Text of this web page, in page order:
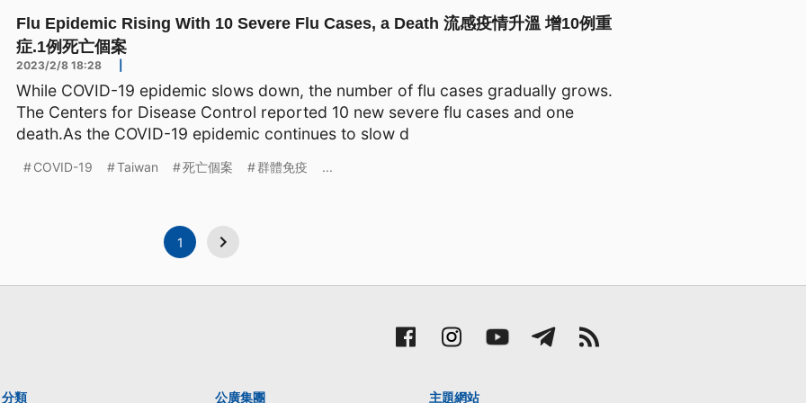
Flu Epidemic Rising With 10 Severe Flu Cases, a Death 流感疫情升溫 增10例重
症.1例死亡個案
2023/2/8 18:28
While COVID-19 epidemic slows down, the number of flu cases gradually grows.
The Centers for Disease Control reported 10 new severe flu cases and one
death.As the COVID-19 epidemic continues to slow d
COVID-19 Taiwan 死亡個案 群體免疫 ...
1
分類 公廣集團 主題網站